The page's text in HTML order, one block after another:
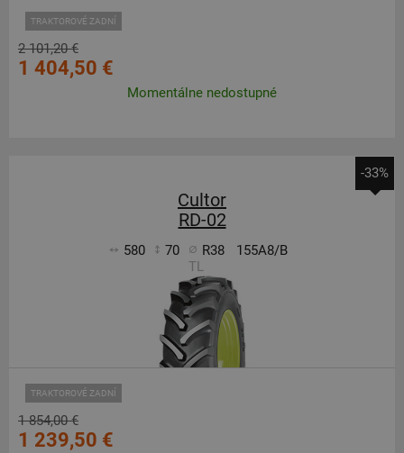
TRAKTOROVÉ ZADNÍ
2 101,20 €
1 404,50 €
Momentálne nedostupné
-33%
Cultor
RD-02
580 70 R38
155A8/B
TL
TRAKTOROVÉ ZADNÍ
1 854,00 €
1 239,50 €